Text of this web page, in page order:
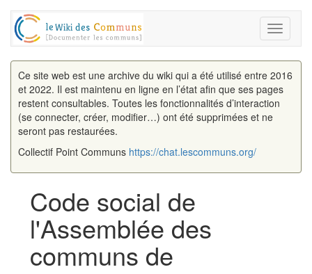
Toggle
Ce site web est une archive du wiki qui a été utilisé entre 2016
et 2022. Il est maintenu en ligne en l’état afin que ses pages
restent consultables. Toutes les fonctionnalités d’interaction
(se connecter, créer, modifier…) ont été supprimées et ne
seront pas restaurées.
Collectif Point Communs https://chat.lescommuns.org/
Code social de
l'Assemblée des
communs de